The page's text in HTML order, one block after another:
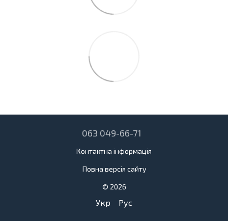
063 049-66-71
Контактна інформація
Повна версія сайту
© 2026
Укр Рус